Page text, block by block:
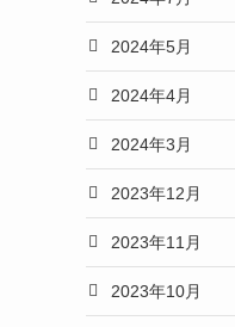
2024年5月
2024年4月
2024年3月
2023年12月
2023年11月
2023年10月